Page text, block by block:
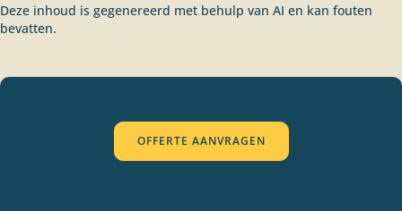
Deze inhoud is gegenereerd met behulp van AI en kan fouten
bevatten.
OFFERTE AANVRAGEN